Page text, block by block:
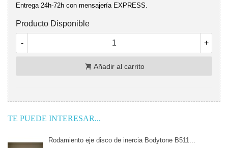
Entrega 24h-72h con mensajería EXPRESS.
Producto Disponible
- +
Añadir al carrito
TE PUEDE INTERESAR...
Rodamiento eje disco de inercia Bodytone B511...